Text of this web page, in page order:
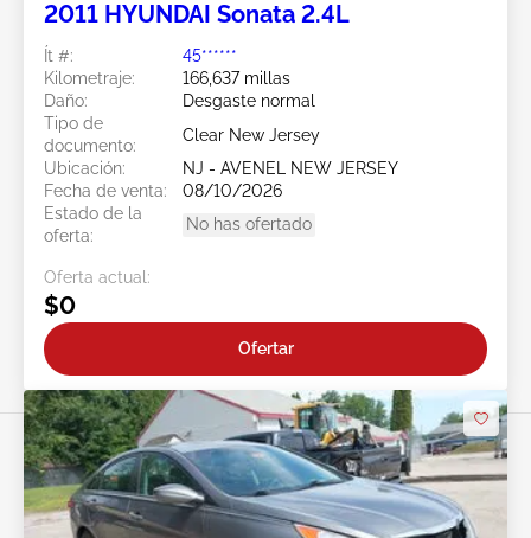
2011 HYUNDAI Sonata 2.4L
Ít #:
45******
Kilometraje:
166,637 millas
Daño:
Desgaste normal
Tipo de
documento:
Clear New Jersey
Ubicación:
NJ - AVENEL NEW JERSEY
Fecha de venta:
08/10/2026
Estado de la
oferta:
No has ofertado
Oferta actual:
$0
Ofertar